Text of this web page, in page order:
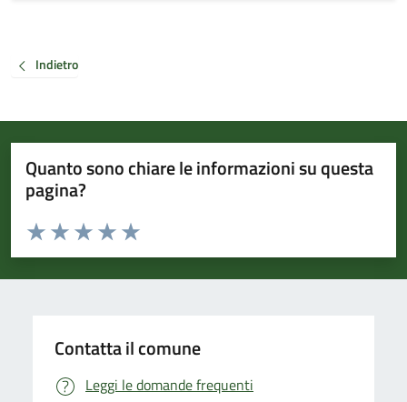
Indietro
Quanto sono chiare le informazioni su questa
pagina?
Valuta da 1 a 5 stelle la pagina
Valuta 5 stelle su 5
Valuta 4 stelle su 5
Valuta 3 stelle su 5
Valuta 2 stelle su 5
Valuta 1 stelle su 5
Contatta il comune
Leggi le domande frequenti